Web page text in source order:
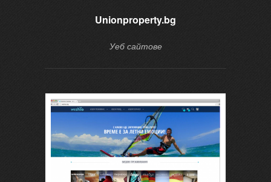
Unionproperty.bg
Уеб сайтове